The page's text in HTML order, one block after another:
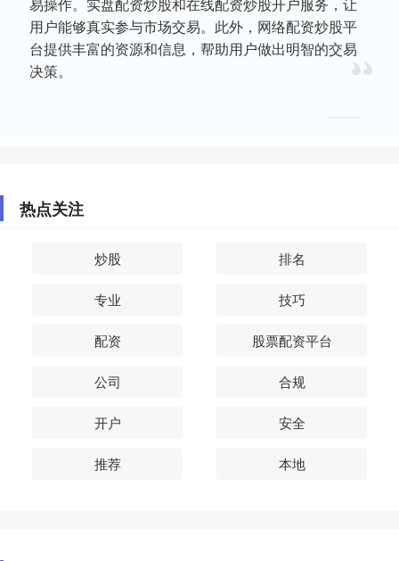
用户能够真实参与市场交易。此外，网络配资炒股平
台提供丰富的资源和信息，帮助用户做出明智的交易
决策。
热点关注
炒股 排名
专业 技巧
配资 股票配资平台
公司 合规
开户 安全
推荐 本地